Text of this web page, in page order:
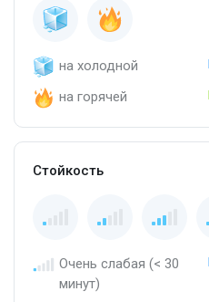
на холодной
на горячей
Стойкость
Очень слабая (< 30
минут)